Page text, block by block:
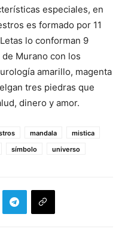
especiales, en
es formado por 11
lo conforman 9
Murano con los
amarillo, magenta
tres piedras que
dinero y amor.
mandala
mistica
símbolo universo